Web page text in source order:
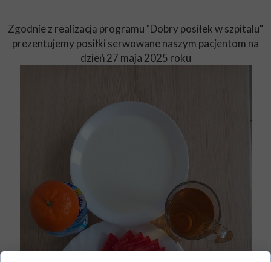
Zgodnie z realizacją programu "Dobry posiłek w szpitalu"
prezentujemy posiłki serwowane naszym pacjentom na
dzień 27 maja 2025 roku